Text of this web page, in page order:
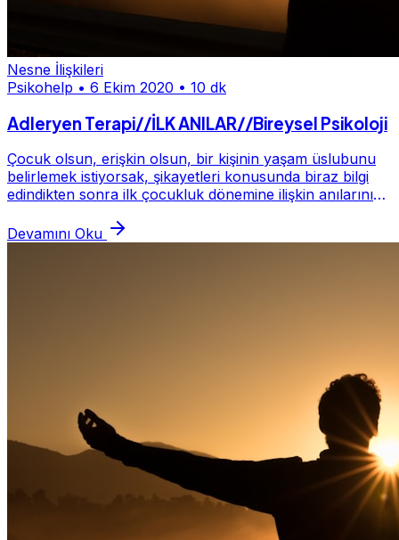
Nesne İlişkileri
Psikohelp • 6 Ekim 2020 • 10 dk
Adleryen Terapi//İLK ANILAR//Bireysel Psikoloji
Çocuk olsun, erişkin olsun, bir kişinin yaşam üslubunu
belirlemek istiyorsak, şikayetleri konusunda biraz bilgi
edindikten sonra ilk çocukluk dönemine ilişkin anılarını
Devamını Oku